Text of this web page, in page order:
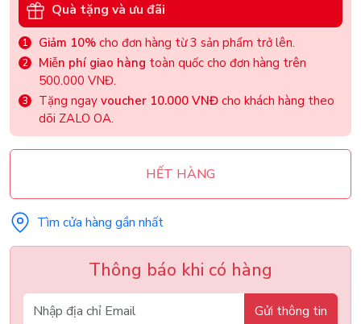
Quà tặng và ưu đãi
Giảm 10% cho đơn hàng từ 3 sản phẩm trở lên.
Miễn phí giao hàng toàn quốc cho đơn hàng trên
500.000 VNĐ.
Tặng ngay voucher 10.000 VNĐ cho khách hàng theo
dõi ZALO OA.
HẾT HÀNG
Tìm cửa hàng gần nhất
Thông báo khi có hàng
Gửi thông tin